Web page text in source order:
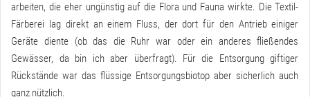
arbeiten, die eher ungünstig auf die Flora und Fauna wirkte. Die Textil-
Färberei lag direkt an einem Fluss, der dort für den Antrieb einiger
Geräte diente (ob das die Ruhr war oder ein anderes fließendes
Gewässer, da bin ich aber überfragt). Für die Entsorgung giftiger
Rückstände war das flüssige Entsorgungsbiotop aber sicherlich auch
ganz nützlich.